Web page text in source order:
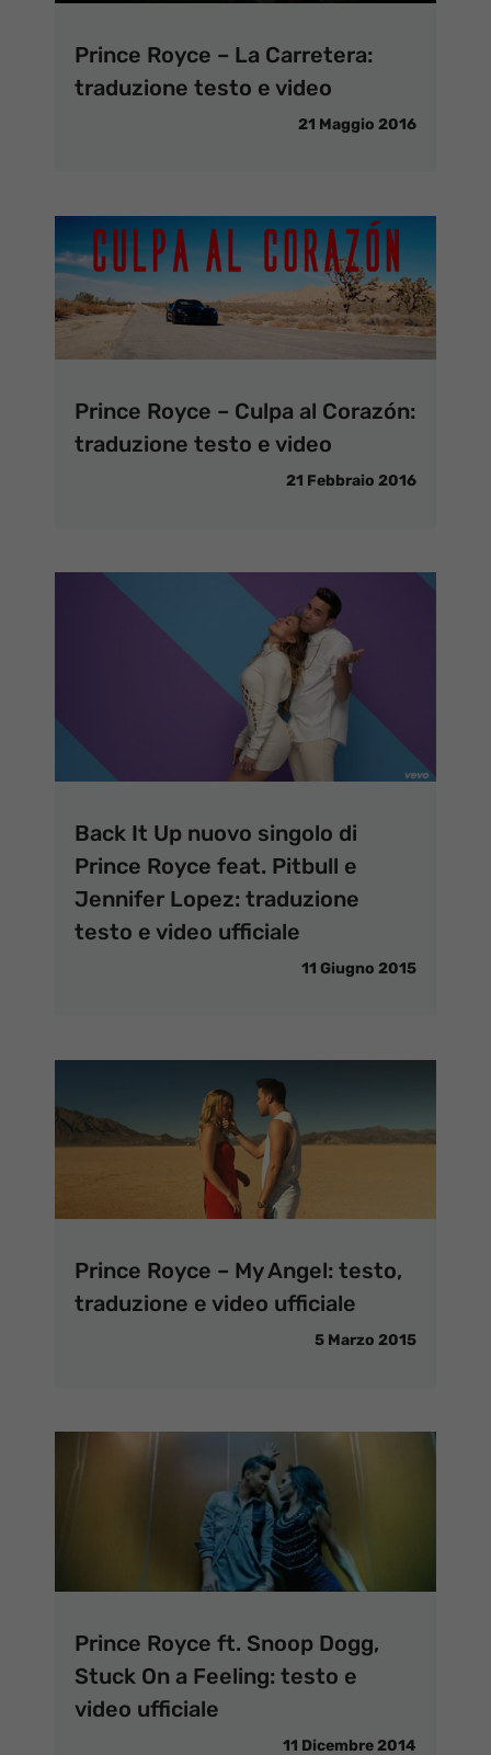
Prince Royce – La Carretera:
traduzione testo e video
21 Maggio 2016
Prince Royce – Culpa al Corazón:
traduzione testo e video
21 Febbraio 2016
Back It Up nuovo singolo di
Prince Royce feat. Pitbull e
Jennifer Lopez: traduzione
testo e video ufficiale
11 Giugno 2015
Prince Royce – My Angel: testo,
traduzione e video ufficiale
5 Marzo 2015
Prince Royce ft. Snoop Dogg,
Stuck On a Feeling: testo e
video ufficiale
11 Dicembre 2014